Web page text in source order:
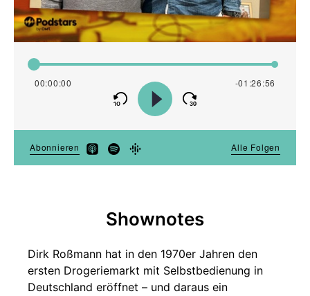
Shownotes
Dirk Roßmann hat in den 1970er Jahren den
ersten Drogeriemarkt mit Selbstbedienung in
Deutschland eröffnet – und daraus ein